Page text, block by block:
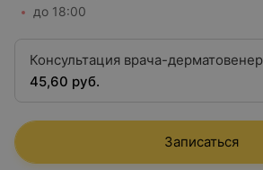
до 18:00
Консультация врача-
первой квалификационной
45,60 руб.
Записаться